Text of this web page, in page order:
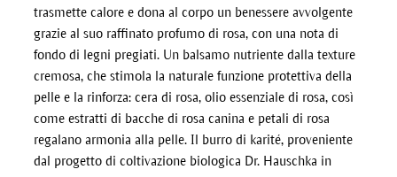
trasmette calore e dona al corpo un benessere avvolgente
grazie al suo raffinato profumo di rosa, con una nota di
fondo di legni pregiati. Un balsamo nutriente dalla texture
cremosa, che stimola la naturale funzione protettiva della
pelle e la rinforza: cera di rosa, olio essenziale di rosa, così
come estratti di bacche di rosa canina e petali di rosa
regalano armonia alla pelle. Il burro di karité, proveniente
dal progetto di coltivazione biologica Dr. Hauschka in